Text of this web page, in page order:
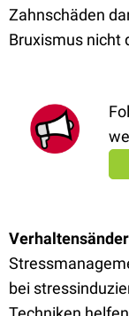
Zahnschäden
Bruxismus nicht
bei